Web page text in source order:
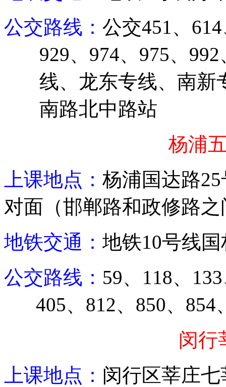
公交路线： 公交451、 614
929、 974、 975、 992
线、龙东专线、南新
南路北中路站
杨浦
上课地点： 杨浦国达路25
对面（邯郸路和政修路之
地铁交通： 地铁10号线
公交路线： 59、 118、 133
405、 812、 850、 854
闵行
上课地点： 闵行区莘庄七